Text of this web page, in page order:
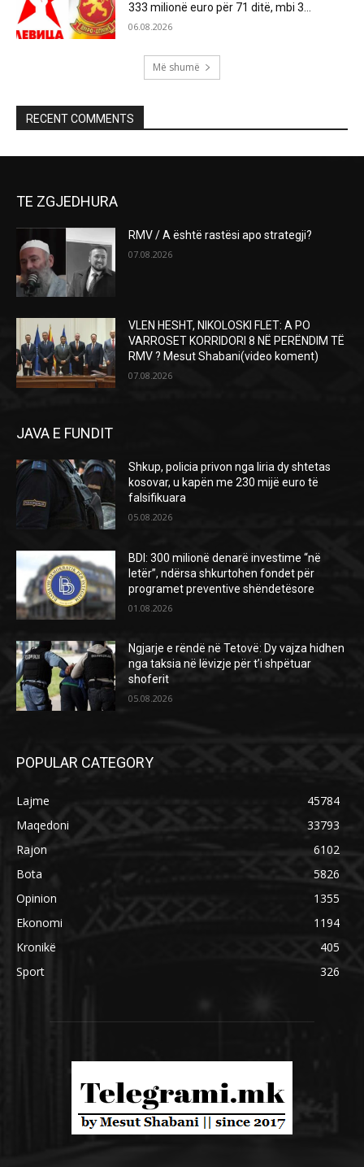
333 milionë euro për 71 ditë, mbi 3...
06.08.2026
Më shumë
RECENT COMMENTS
TE ZGJEDHURA
RMV / A është rastësi apo strategji?
07.08.2026
VLEN HESHT, NIKOLOSKI FLET: A PO
VARROSET KORRIDORI 8 NË PERËNDIM TË
RMV ? Mesut Shabani(video koment)
07.08.2026
JAVA E FUNDIT
Shkup, policia privon nga liria dy shtetas
kosovar, u kapën me 230 mijë euro të
falsifikuara
05.08.2026
BDI: 300 milionë denarë investime “në
letër”, ndërsa shkurtohen fondet për
programet preventive shëndetësore
01.08.2026
Ngjarje e rëndë në Tetovë: Dy vajza hidhen
nga taksia në lëvizje për t’i shpëtuar
shoferit
05.08.2026
POPULAR CATEGORY
Lajme
45784
Maqedoni
33793
Rajon
6102
Bota
5826
Opinion
1355
Ekonomi
1194
Kronikë
405
Sport
326